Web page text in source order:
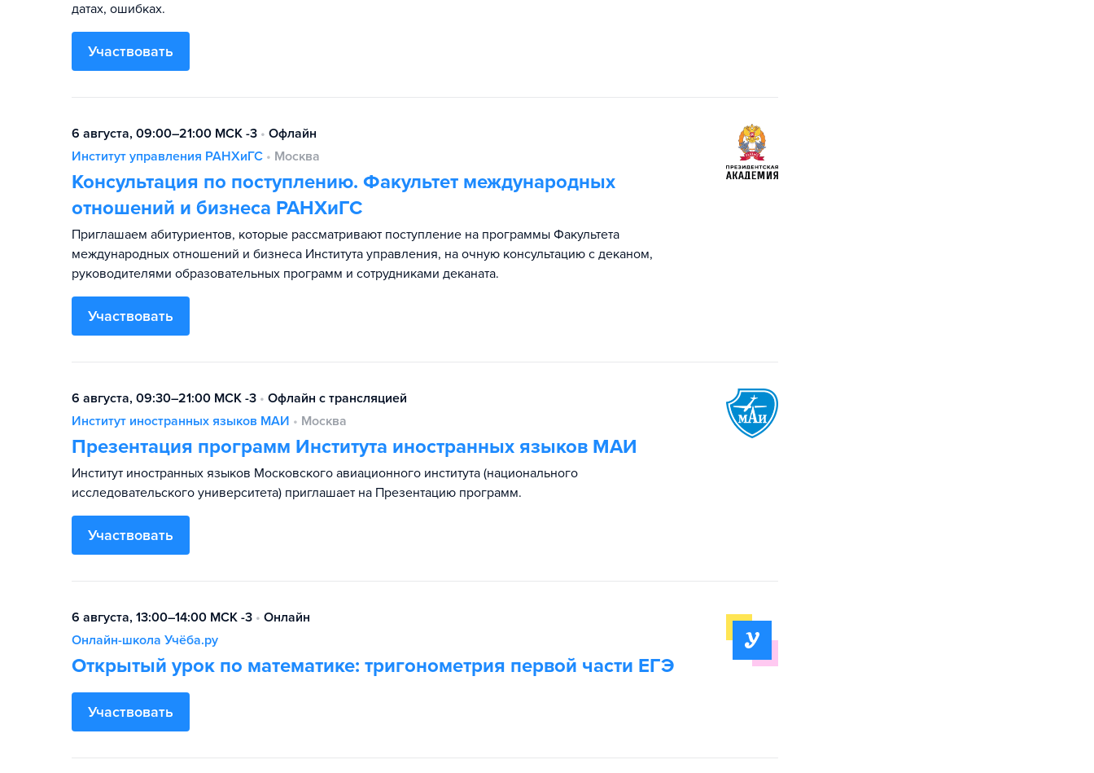
датах, ошибках.
Участвовать
6 августа, 09:00–21:00 МСК -3 • Офлайн
Институт управления РАНХиГС • Москва
Консультация по поступлению. Факультет международных
отношений и бизнеса РАНХиГС
Приглашаем абитуриентов, которые рассматривают поступление на программы Факультета
международных отношений и бизнеса Института управления, на очную консультацию с деканом,
руководителями образовательных программ и сотрудниками деканата.
Участвовать
6 августа, 09:30–21:00 МСК -3 • Офлайн с трансляцией
Институт иностранных языков МАИ • Москва
Презентация программ Института иностранных языков МАИ
Институт иностранных языков Московского авиационного института (национального
исследовательского университета) приглашает на Презентацию программ.
Участвовать
6 августа, 13:00–14:00 МСК -3 • Онлайн
Онлайн-школа Учёба.ру
Открытый урок по математике: тригонометрия первой части ЕГЭ
Участвовать